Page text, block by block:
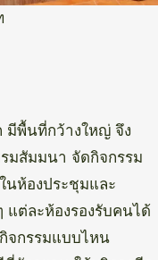
มีพื้นที่กว้างใหญ่ จึง
มสัมมนา จัดกิจกรรม
นห้องประชุมและ
แต่ละห้องรองรับคนได้
จกรรมแบบไหน